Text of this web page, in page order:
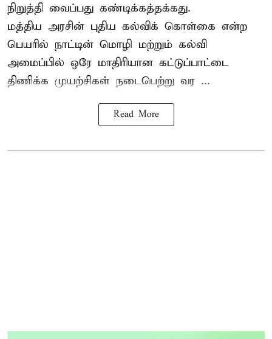
நிறுத்தி வைப்பது கண்டிக்கத்தக்கது.
மத்திய அரசின் புதிய கல்விக் கொள்கை என்ற
பெயரில் நாட்டின் மொழி மற்றும் கல்வி
அமைப்பில் ஒரே மாதிரியான கட்டுப்பாட்டை
திணிக்க முயற்சிகள் நடைபெற்று வர ...
Read More